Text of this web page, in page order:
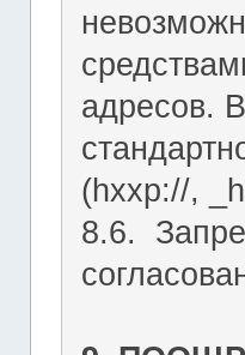
адресов.
(hxxp://,
8.6.